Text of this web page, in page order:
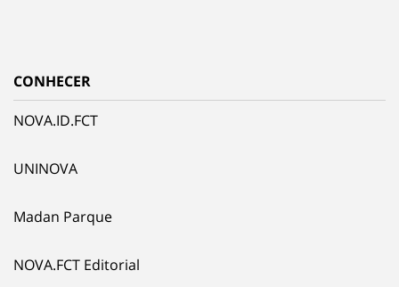
CONHECER
NOVA.ID.FCT
UNINOVA
Madan Parque
NOVA.FCT Editorial